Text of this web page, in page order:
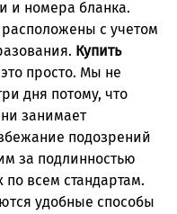
и номера бланка.
с учетом
Купить
просто. Мы не
дня потому, что
занимает
подозрений
за подлинностью
всем стандартам.
удобные способы